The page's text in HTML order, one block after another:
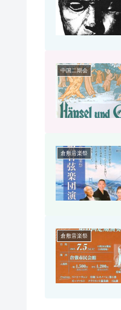
中国二期会
倉敷音楽祭
倉敷音楽祭